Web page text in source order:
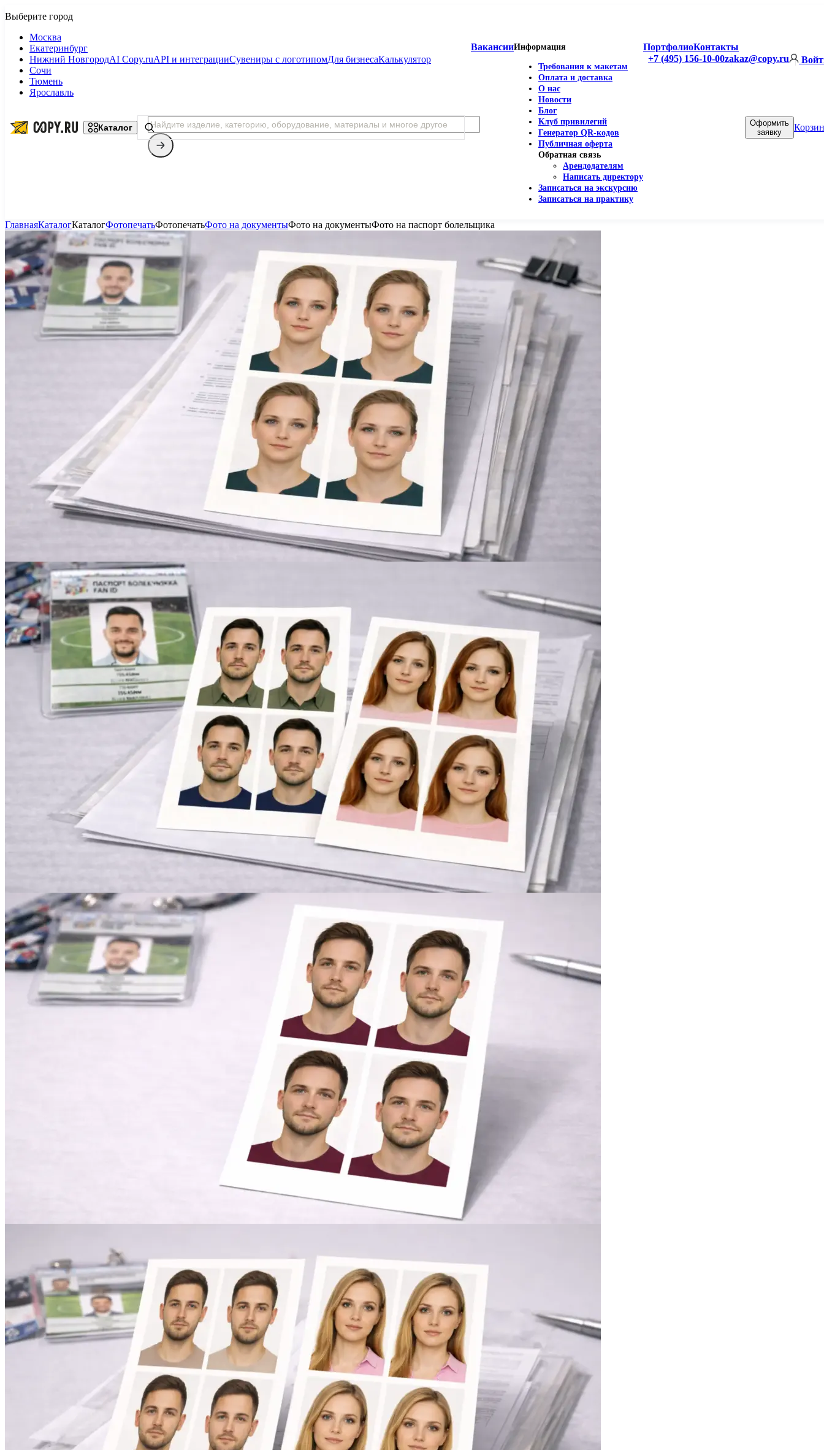
Москва
Екатеринбург
Нижний Новгород
Сочи
Тюмень
Ярославль
AI Copy.ruAPI и интеграцииСувениры с логотипомДля бизнесаКалькулятор +7 (495) 156-10-00zakaz@copy.ru
Каталог
ВакансииИнформация
Требования к макетам
Оплата и доставка
О нас
Новости
Блог
Клуб привилегий
Генератор QR-кодов
Публичная оферта
Обратная связь
Арендодателям
Написать директору
Записаться на экскурсию
Записаться на практику
ПортфолиоКонтакты
Оформить
заявку
Копицентр
Фотопечать
Оперативная полиграфия
Широкоформатная печать
Типография
Корпоративные сувениры
Тематическая полиграфия
Полиграфические технологии
Онлайн-типография
Печать в копицентре
Печать документов А3/А4
Печать чертежей
Печать плакатов
Печать презентаций
Ещё
Копирование документов
Копирование документов А3/А4
Копирование проектной документации
Копирование больших чертежей
Копирование больших документов
Ламинирование документов
Ламинирование документов А4/А3
Ламинирование плакатов
Ламинирование наклеек
Ламинирование фотографий
Ламинирование бумаги
Ламинирование больших форматов
По типу ламинирования
Брошюровка документов
Брошюровка на пластиковую пружину
Брошюровка на металлическую пружину
Брошюровка на скобу
Брошюровка курсовых работ
Брошюровка дипломных работ
Брошюровка диссертаций
Брошюровка листов
Ещё
Твёрдый переплёт
Печать и переплёт дипломных работ
Печать и переплёт диссертаций
Печать и переплёт дипломных проектов
Печать и переплёт докторских диссертаций
Печать и переплёт магистерских диссертаций
Печать и переплёт выпускных квалификационных работ
Печать проектной документации
Сканирование документов А3/А4
Сканирование чертежей
Брошюровка на пластиковую пружину
Брошюровка на металлическую пружину
Инженерная печать документации и чертежей
ГлавнаяКаталогКаталогФотопечатьФотопечатьФото на документыФото на документыФото на паспорт болельщика